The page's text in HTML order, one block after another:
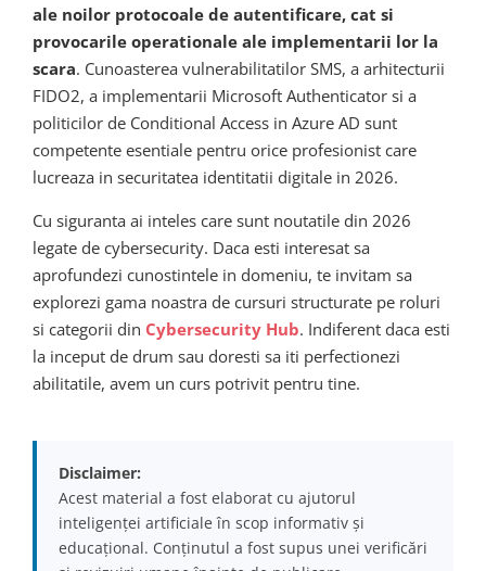
ale noilor protocoale de autentificare, cat si
provocarile operationale ale implementarii lor la
scara. Cunoasterea vulnerabilitatilor SMS, a arhitecturii
FIDO2, a implementarii Microsoft Authenticator si a
politicilor de Conditional Access in Azure AD sunt
competente esentiale pentru orice profesionist care
lucreaza in securitatea identitatii digitale in 2026.
Cu siguranta ai inteles care sunt noutatile din 2026
legate de cybersecurity. Daca esti interesat sa
aprofundezi cunostintele in domeniu, te invitam sa
explorezi gama noastra de cursuri structurate pe roluri
si categorii din Cybersecurity Hub. Indiferent daca esti
la inceput de drum sau doresti sa iti perfectionezi
abilitatile, avem un curs potrivit pentru tine.
Disclaimer:
Acest material a fost elaborat cu ajutorul
inteligenței artificiale în scop informativ și
educațional. Conținutul a fost supus unei verificări